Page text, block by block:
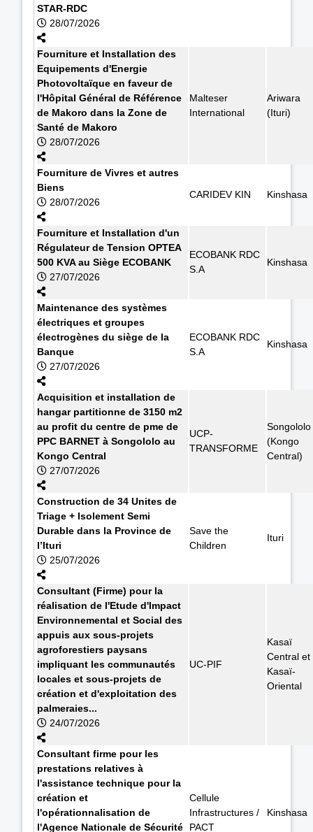
STAR-RDC
28/07/2026
Fourniture et Installation des
Equipements d'Energie
Photovoltaïque en faveur de
l'Hôpital Général de Référence
de Makoro dans la Zone de
Santé de Makoro
28/07/2026
Malteser
International
Ariwara
(Ituri)
Fourniture de Vivres et autres
Biens
28/07/2026
CARIDEV KIN Kinshasa
Fourniture et Installation d'un
Régulateur de Tension OPTEA
500 KVA au Siège ECOBANK
27/07/2026
ECOBANK RDC
S.A
Kinshasa
Maintenance des systèmes
électriques et groupes
électrogènes du siège de la
Banque
27/07/2026
ECOBANK RDC
S.A
Kinshasa
Acquisition et installation de
hangar partitionne de 3150 m2
au profit du centre de pme de
PPC BARNET à Songololo au
Kongo Central
27/07/2026
UCP-
TRANSFORME
Songololo
(Kongo
Central)
Construction de 34 Unites de
Triage + Isolement Semi
Durable dans la Province de
l’Ituri
25/07/2026
Save the
Children
Ituri
Consultant (Firme) pour la
réalisation de l'Etude d'Impact
Environnemental et Social des
appuis aux sous-projets
agroforestiers paysans
impliquant les communautés
locales et sous-projets de
création et d'exploitation des
palmeraies...
24/07/2026
UC-PIF
Kasaï
Central et
Kasaï-
Oriental
Consultant firme pour les
prestations relatives à
l'assistance technique pour la
création et
l'opérationnalisation de
l'Agence Nationale de Sécurité
Cellule
Infrastructures /
PACT
Kinshasa